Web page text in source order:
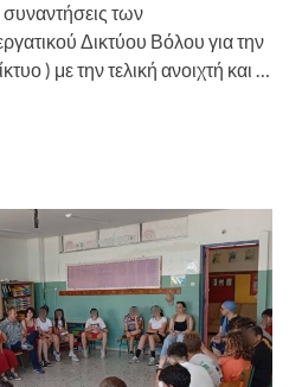
των
Δικτύου Βόλου για την
) με την τελική ανοιχτή και …